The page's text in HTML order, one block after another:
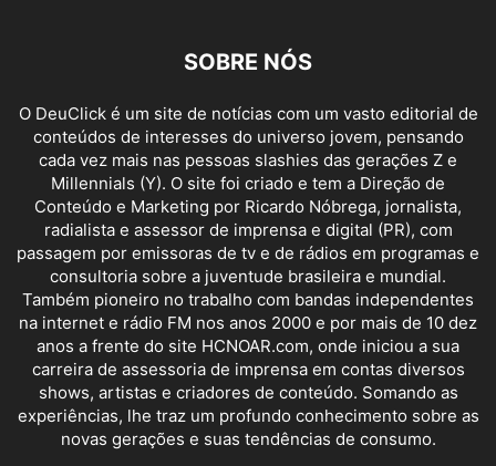
SOBRE NÓS
O DeuClick é um site de notícias com um vasto editorial de
conteúdos de interesses do universo jovem, pensando
cada vez mais nas pessoas slashies das gerações Z e
Millennials (Y). O site foi criado e tem a Direção de
Conteúdo e Marketing por Ricardo Nóbrega, jornalista,
radialista e assessor de imprensa e digital (PR), com
passagem por emissoras de tv e de rádios em programas e
consultoria sobre a juventude brasileira e mundial.
Também pioneiro no trabalho com bandas independentes
na internet e rádio FM nos anos 2000 e por mais de 10 dez
anos a frente do site HCNOAR.com, onde iniciou a sua
carreira de assessoria de imprensa em contas diversos
shows, artistas e criadores de conteúdo. Somando as
experiências, lhe traz um profundo conhecimento sobre as
novas gerações e suas tendências de consumo.